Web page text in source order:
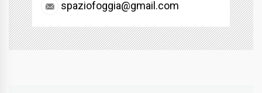
spaziofoggia@gmail.com